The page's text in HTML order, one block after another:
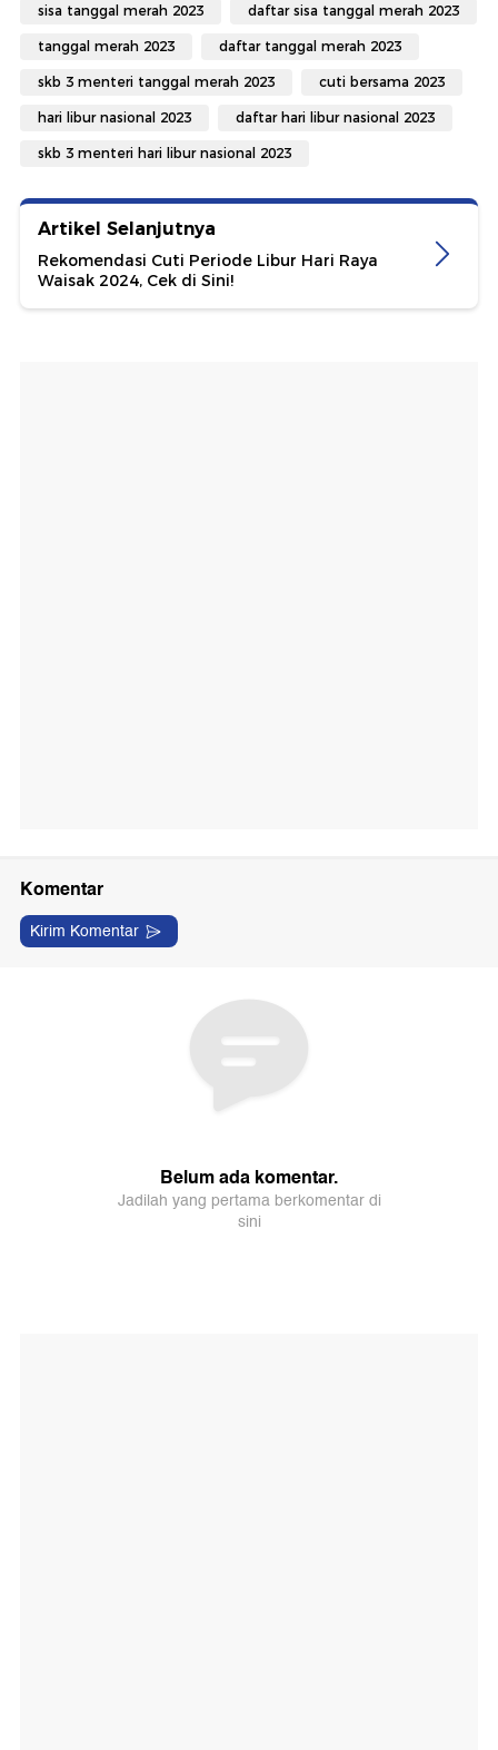
sisa tanggal merah 2023 daftar sisa tanggal merah 2023
tanggal merah 2023 daftar tanggal merah 2023
skb 3 menteri tanggal merah 2023 cuti bersama 2023
hari libur nasional 2023 daftar hari libur nasional 2023
skb 3 menteri hari libur nasional 2023
Artikel Selanjutnya
Rekomendasi Cuti Periode Libur Hari Raya
Waisak 2024, Cek di Sini!